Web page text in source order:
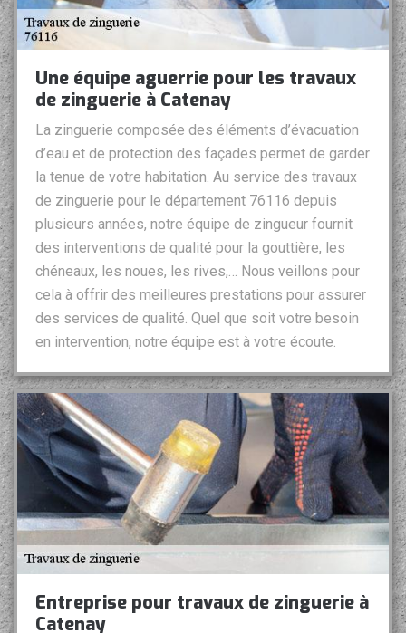
Une équipe aguerrie pour les travaux
de zinguerie à Catenay
La zinguerie composée des éléments d’évacuation
d’eau et de protection des façades permet de garder
la tenue de votre habitation. Au service des travaux
de zinguerie pour le département 76116 depuis
plusieurs années, notre équipe de zingueur fournit
des interventions de qualité pour la gouttière, les
chéneaux, les noues, les rives,… Nous veillons pour
cela à offrir des meilleures prestations pour assurer
des services de qualité. Quel que soit votre besoin
en intervention, notre équipe est à votre écoute.
Entreprise pour travaux de zinguerie à
Catenay